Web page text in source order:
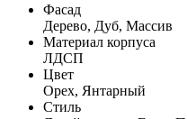
Фасад
Дерево, Дуб, Массив
Материал корпуса
ЛДСП
Цвет
Орех, Янтарный
Стиль